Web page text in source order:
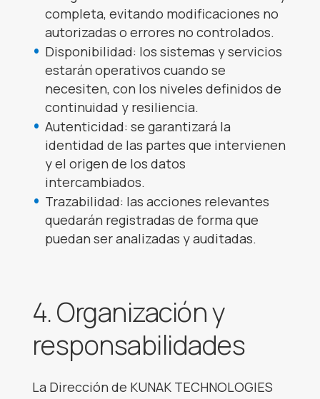
completa, evitando modificaciones no
autorizadas o errores no controlados.
Disponibilidad: los sistemas y servicios
estarán operativos cuando se
necesiten, con los niveles definidos de
continuidad y resiliencia.
Autenticidad: se garantizará la
identidad de las partes que intervienen
y el origen de los datos
intercambiados.
Trazabilidad: las acciones relevantes
quedarán registradas de forma que
puedan ser analizadas y auditadas.
4. Organización y
responsabilidades
La Dirección de KUNAK TECHNOLOGIES